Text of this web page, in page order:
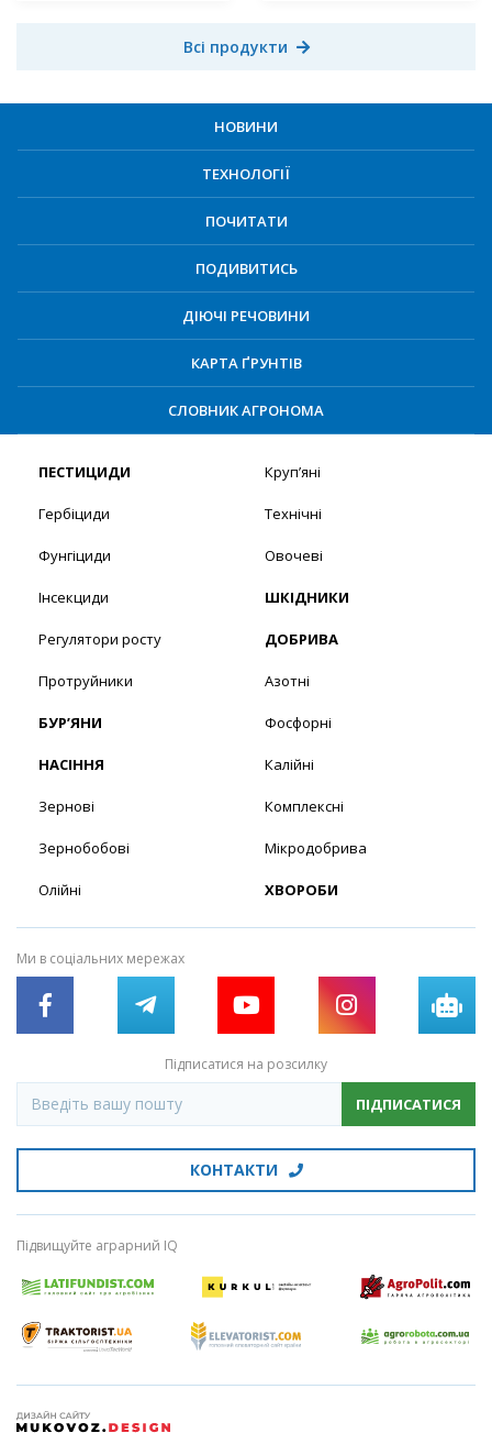
Всі продукти
НОВИНИ
ТЕХНОЛОГІЇ
ПОЧИТАТИ
ПОДИВИТИСЬ
ДІЮЧІ РЕЧОВИНИ
КАРТА ҐРУНТІВ
СЛОВНИК АГРОНОМА
ПЕСТИЦИДИ
Гербіциди
Фунгіциди
Інсекциди
Регулятори росту
Протруйники
БУР’ЯНИ
НАСІННЯ
Зернові
Зернобобові
Олійні
Круп’яні
Технічні
Овочеві
ШКІДНИКИ
ДОБРИВА
Азотні
Фосфорні
Калійні
Комплексні
Мікродобрива
ХВОРОБИ
Ми в соціальних мережах
Підписатися на розсилку
ПІДПИСАТИСЯ
КОНТАКТИ
Підвищуйте аграрний IQ